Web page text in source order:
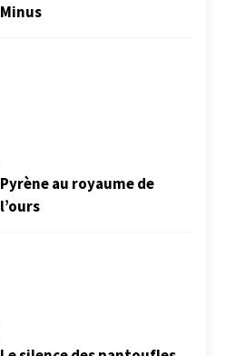
Minus
Pyrène au royaume de
l’ours